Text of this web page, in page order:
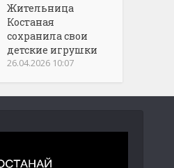
Жительница
Костаная
сохранила свои
детские игрушки
26.04.2026 10:07